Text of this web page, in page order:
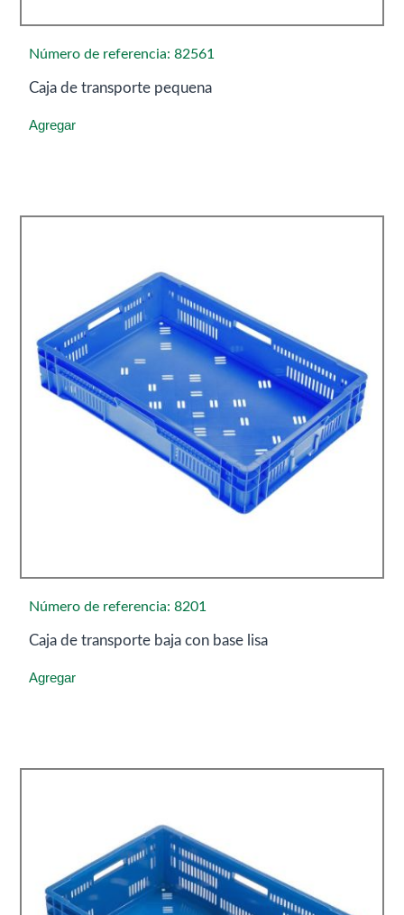
Número de referencia: 82561
Caja de transporte pequena
Agregar
Número de referencia: 8201
Caja de transporte baja con base lisa
Agregar